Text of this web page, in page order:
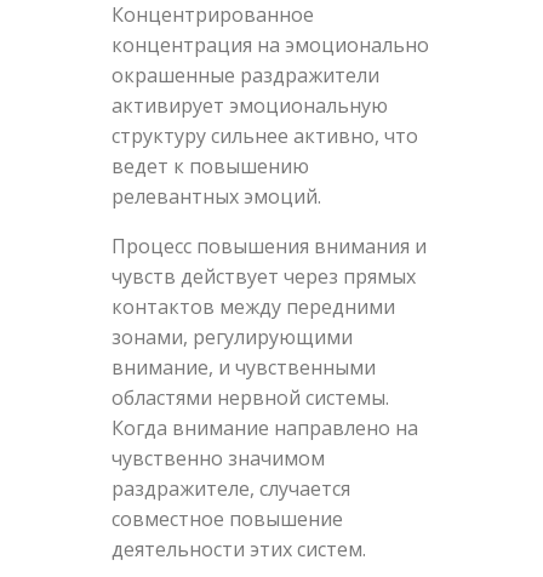
Концентрированное
концентрация на эмоционально
окрашенные раздражители
активирует эмоциональную
структуру сильнее активно, что
ведет к повышению
релевантных эмоций.
Процесс повышения внимания и
чувств действует через прямых
контактов между передними
зонами, регулирующими
внимание, и чувственными
областями нервной системы.
Когда внимание направлено на
чувственно значимом
раздражителе, случается
совместное повышение
деятельности этих систем.